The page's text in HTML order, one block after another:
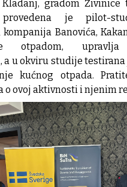
gradom Živinice
provedena je pilot-
kompanija Banovića,
otpadom, upravlja
a u okviru studije testirana
kućnog otpada.
o ovoj aktivnosti i njenim